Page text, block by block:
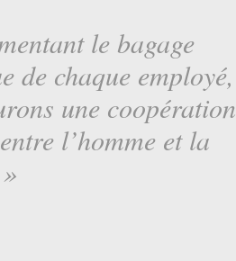
le bagage
de chaque employé,
une coopération
l’homme et la